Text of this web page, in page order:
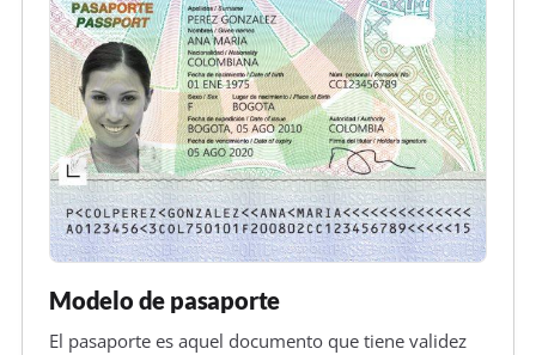
Modelo de pasaporte
El pasaporte es aquel documento que tiene validez